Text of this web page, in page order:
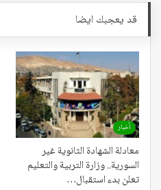
قد يعجبك ايضا
أخبار
معادلة الشهادة الثانوية غير
السورية.. وزارة التربية والتعليم
تعلن بدء استقبال…